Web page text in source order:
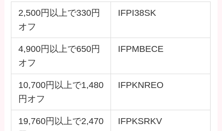
2,500円以上で330円
オフ
IFPI38SK
4,900円以上で650円
オフ
IFPMBECE
10,700円以上で1,480
円オフ
IFPKNREO
19,760円以上で2,470
IFPKSRKV